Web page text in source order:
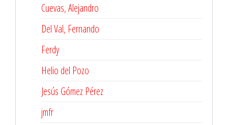
Cuevas, Alejandro
Del Val, Fernando
Ferdy
Helio del Pozo
Jesús Gómez Pérez
jmfr